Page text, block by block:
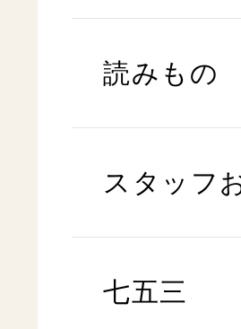
読みもの
スタッフ
七五三